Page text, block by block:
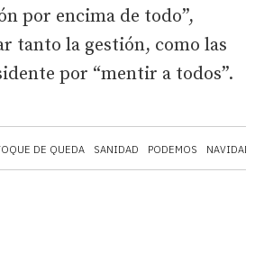
DE QUEDA SANIDAD PODEMOS NAVIDAD
por encima de todo”,
tanto la gestión, como las
por “mentir a todos”.